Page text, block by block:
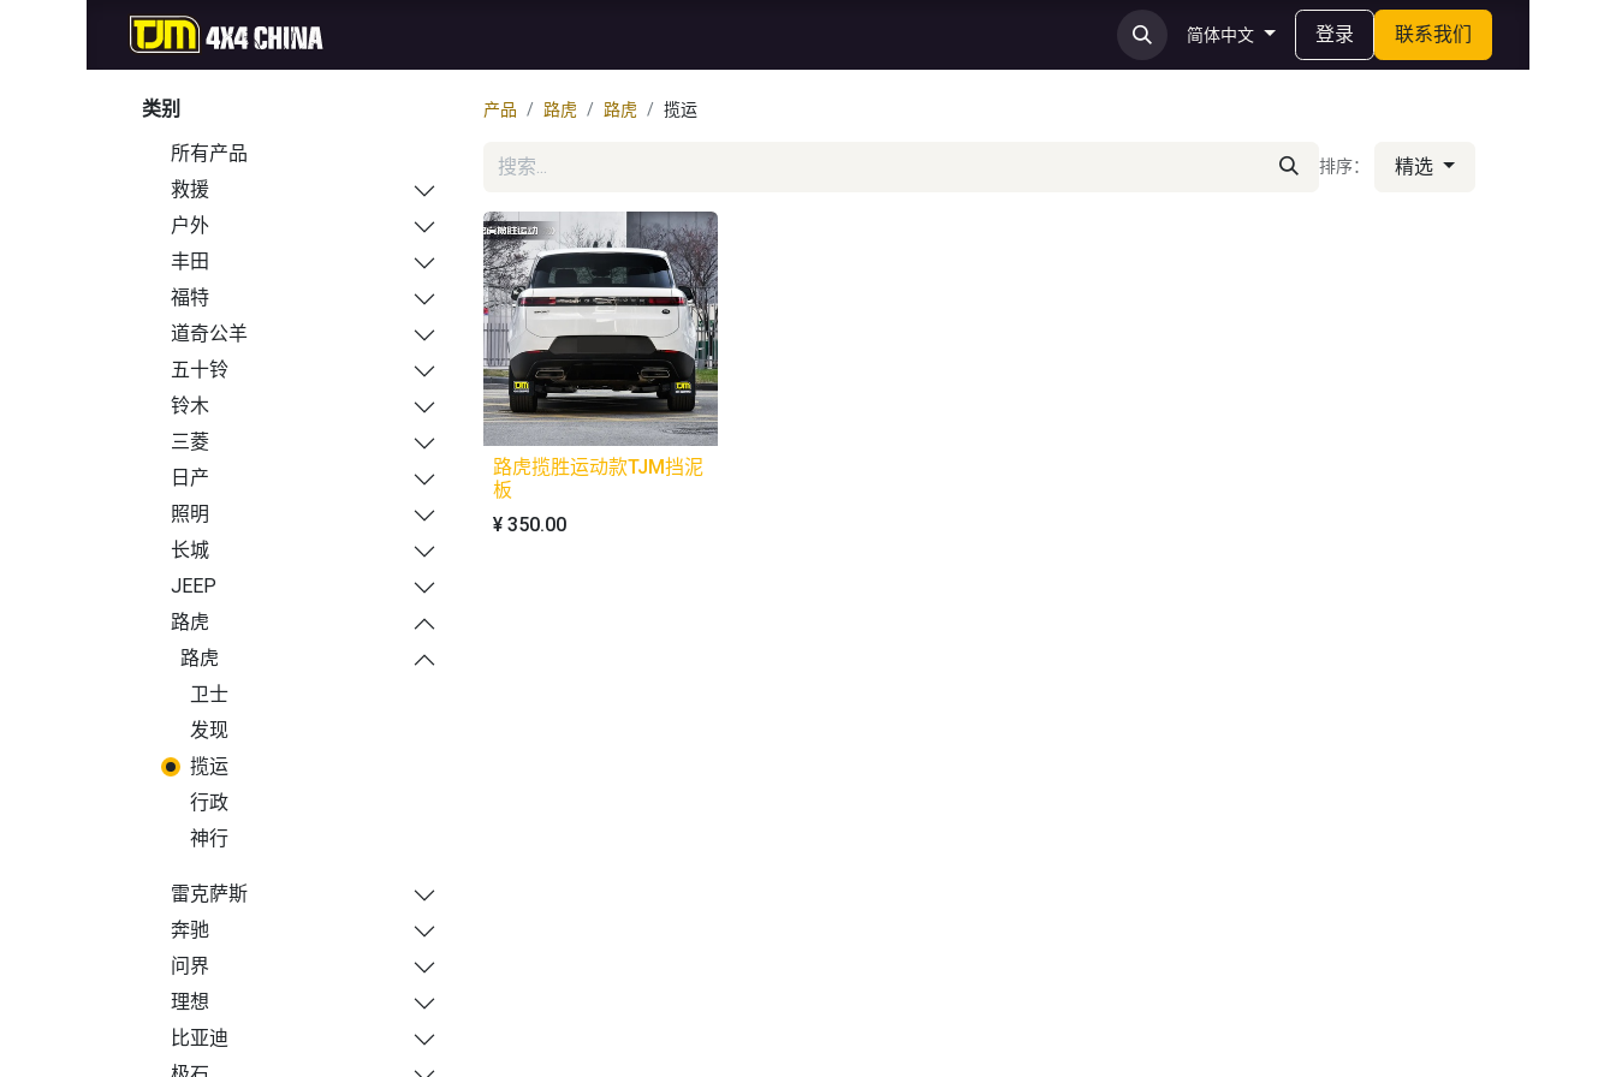
简体中文 登录 联系我们
类别
所有产品
救援
户外
丰田
福特
道奇公羊
五十铃
铃木
三菱
日产
照明
长城
JEEP
路虎
路虎
卫士
发现
揽运
行政
神行
雷克萨斯
奔驰
问界
理想
比亚迪
产品 路虎 路虎 揽运
排序： 精选
路虎揽胜运动款TJM挡泥
板
¥ 350.00